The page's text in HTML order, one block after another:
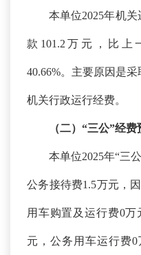
本单位2025年机
款101.2万元，比上
40.66%。主要原因是
机关行政运行经费。
（二） “三公”经费
本单位2025年“三
公务接待费1.5万元，
用车购置及运行费0
元，公务用车运行费